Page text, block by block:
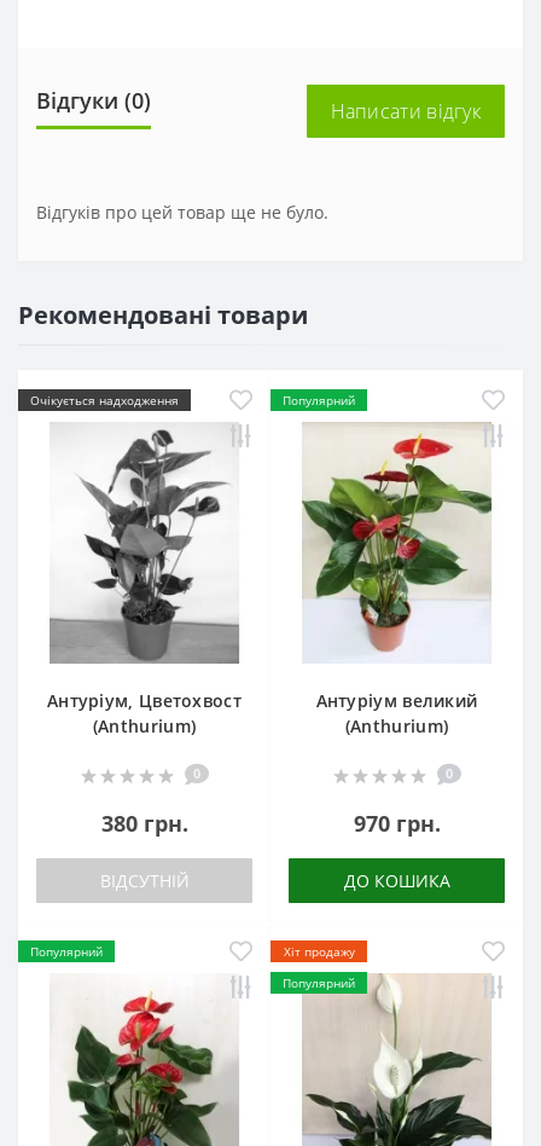
Відгуки (0) Написати відгук
Відгуків про цей товар ще не було.
Рекомендовані товари
Очікується надходження
Антуріум, Цветохвост
(Anthurium)
0
380 грн.
ВІДСУТНІЙ
Популярний
Антуріум великий
(Anthurium)
0
970 грн.
ДО КОШИКА
Популярний
Хіт продажу
Популярний